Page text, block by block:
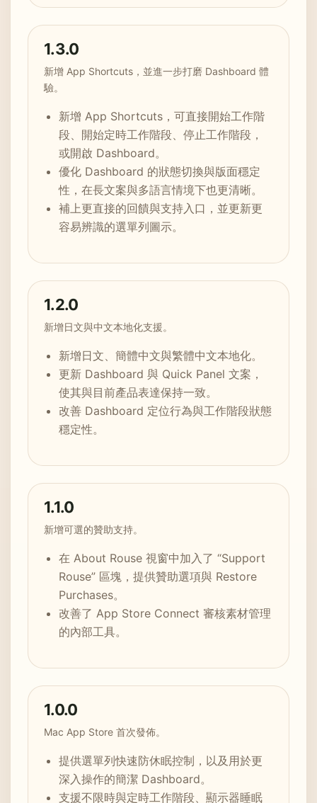
1.3.0
新增 App Shortcuts，並進一步打磨 Dashboard 體
驗。
新增 App Shortcuts，可直接開始工作階
段、開始定時工作階段、停止工作階段，
或開啟 Dashboard。
優化 Dashboard 的狀態切換與版面穩定
性，在長文案與多語言情境下也更清晰。
補上更直接的回饋與支持入口，並更新更
容易辨識的選單列圖示。
1.2.0
新增日文與中文本地化支援。
新增日文、簡體中文與繁體中文本地化。
更新 Dashboard 與 Quick Panel 文案，
使其與目前產品表達保持一致。
改善 Dashboard 定位行為與工作階段狀態
穩定性。
1.1.0
新增可選的贊助支持。
在 About Rouse 視窗中加入了 “Support
Rouse” 區塊，提供贊助選項與 Restore
Purchases。
改善了 App Store Connect 審核素材管理
的內部工具。
1.0.0
Mac App Store 首次發佈。
提供選單列快速防休眠控制，以及用於更
深入操作的簡潔 Dashboard。
支援不限時與定時工作階段、顯示器睡眠